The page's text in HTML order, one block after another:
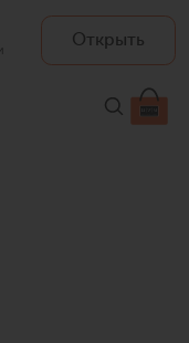
Открыть